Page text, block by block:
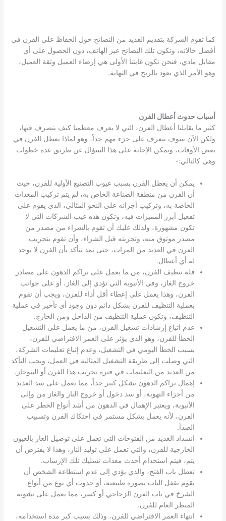
كما تقوم الشركة بتقديم العديد من النصائح حول الحفاظ على الفرن في
أفضل حالاته، وتكون تلك النصائح عبر الهاتف، دون الحصول على أي
مقابل مادي، فنحن تكون غايتنا الأولى هي إرضاء العميل وثقة العميل،
وهو الأمر الذي يعود بالربح في النهاية.
أسباب حدوث أعطال الفرن
كثير ما يقابلنا أعطال الفرن، التي لا يعرف معظمنا كيف يتصرف فيها،
ولكن الآن سوف نتعرف على جزء مهم جداً، وهو لماذا يعطل الفرن في
بعض الأوقات، ويمكن الإجابة على هذا السؤال عن طريق عدة خطوات
وهي كالتالي:-
يمكن أن يعطل الفرن بسبب عيوب التصنيع الأولية للفرن، حيث
أن الفرن من منطقة الصناعة الخاص به، لم يتم تركيب المعدات
الخاصة به، وتركيب أجزائه على النحو المثالي، الذي يقوم على
تفعيل أبرز المميزات فيه، وتكون هذه عيب الشركات التي لا
تكون مشهورة، ولذلك عليك أن تقوم بالشراء من مصدر من
مصدر موثوق منه، وتجربته قبل الشراء، وأن تقوم بتجريب
الفرن في العديد من المرات، حتى تمد تتأكد بأن الفرن لا يوجد
له أي أعطال.
قلة تنظيف الفرن، من ما يعمل على تراكم الدهون على مصادر
خروج الغاز، وفي الأنبوبة التي تؤدي إلى الغاز، أو على جوانب
الفرن، وهذا يعمل على إعطاء أقل أداء للفرن، ويجب أن تقوم
بعملية التنظيف للفرن بشكل دائم دون وجود أي تأخير في عملية
التنظيف، وتكون عملية التنظيف من الداخل ومن الخارج.
عدم اتباع إرشادات تشغيل الفرن، من ما يعمل على التشغيل
الخطأ للفرن، وهو الذي يؤثر على العمر الافتراضي للفرن،
بسبب الخطأ اليومي في التشغيل، وعدم إتباع تعليمات الشركة،
التي وصلت إلى طريقة التشغيل المثالية في العمل، ويجب التأكد
من العديد من التعليمات في فترة تجريب هذا الفرن أو البتوجاز.
إهمال تراكم الدهون بشكل كبير جداً، مما يعمل على سد العديد
من أجزاء التهوية، أو سد دخول أو خروج النار والغاز من وإلى
الأنبوبة، ويعتبر الإهمال في الدهون من أشد أنواع الخطر على
الفرن، لأنه يعمل بشكل مستمر في احتكاك الفرن وتسبيب
الصدأ.
انسداد العديد من الفتوحات التي تعمل على توصيل الغاز بالعيون
الخارجية للفرن، والتي تعمل على توليد النار، وهذا لا يفترض أن
يتم، فيتم استخدام أحدث معدات تسليك تلك الإرساب.
تعطل باب الفتح، والذي يؤدي إلى عدم استطاعة الشخص أن
يقوم بقفل الباب بصورة طبيعية، أو حدوث أي نوع من أنواع
الشرخ في باب الفرن الزجاجي أو كسر، مما يعمل على تشويه
المنظر العام للفرن.
انتهاء العمر الافتراضي للفرن، وذلك بسبب كبر مدة استخدامه،